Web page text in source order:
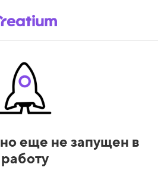
но еще не запущен в
работу